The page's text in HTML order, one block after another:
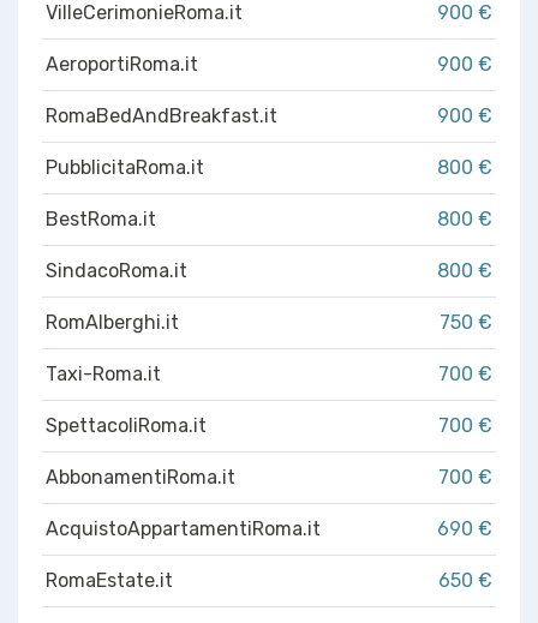
VilleCerimonieRoma.it 900 €
AeroportiRoma.it 900 €
RomaBedAndBreakfast.it 900 €
PubblicitaRoma.it 800 €
BestRoma.it 800 €
SindacoRoma.it 800 €
RomAlberghi.it 750 €
Taxi-Roma.it 700 €
SpettacoliRoma.it 700 €
AbbonamentiRoma.it 700 €
AcquistoAppartamentiRoma.it 690 €
RomaEstate.it 650 €